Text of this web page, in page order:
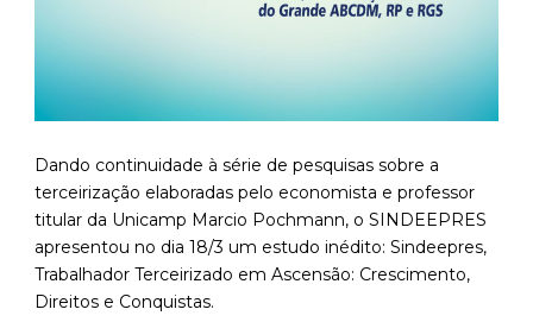
Dando continuidade à série de pesquisas sobre a
terceirização elaboradas pelo economista e professor
titular da Unicamp Marcio Pochmann, o SINDEEPRES
apresentou no dia 18/3 um estudo inédito: Sindeepres,
Trabalhador Terceirizado em Ascensão: Crescimento,
Direitos e Conquistas.